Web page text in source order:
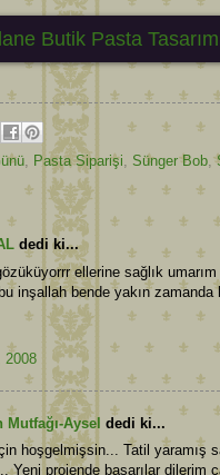
, Pasta Siparişi, Sünger Bob,
dedi ki...
ellerine sağlık
inşallah bende yakın
2008
Aysel dedi ki...
hoşgelmişsin... Tatil yaramış
Yeni projende başarılar dilerim